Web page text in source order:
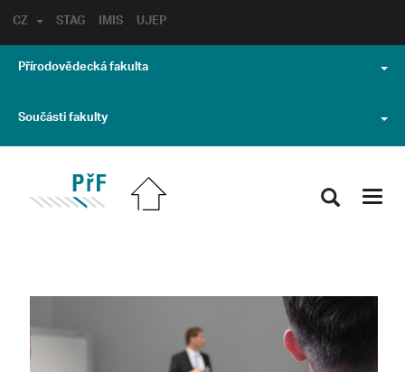
STAG IMIS UJEP
CZ
Přírodovědecká fakulta
Součásti fakulty